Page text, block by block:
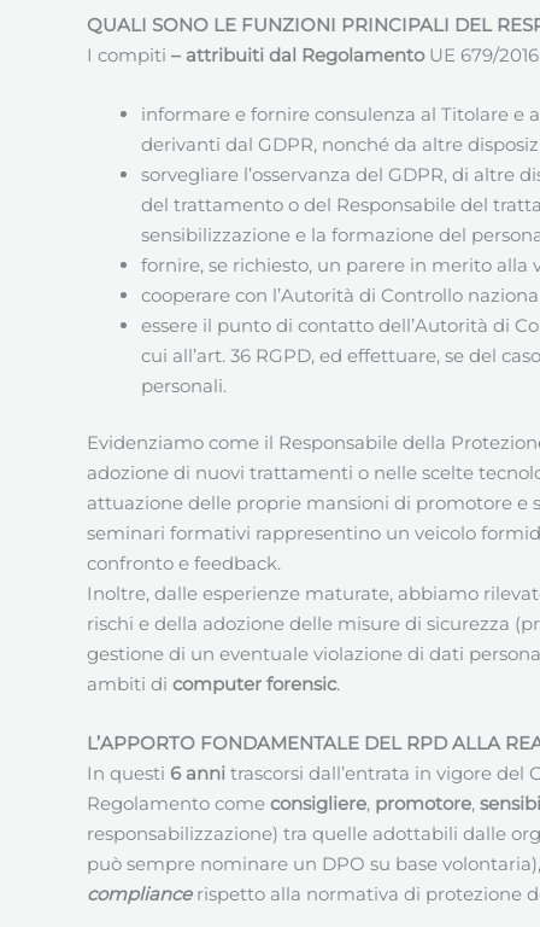
QUALI SONO LE FUNZIONI PRINCIPALI DEL
I compiti – attribuiti dal RegolamentoUE 679/
informare e fornire consulenza al Titolare
derivanti dal GDPR, nonché da altre
sorvegliare l’osservanza del GDPR, di
del trattamento o del Responsabile del
sensibilizzazione e la formazione del
fornire, se richiesto, un parere in merito alla
cooperare con l’Autorità di Controllo
essere il punto di contatto dell’Autorità di
cui all’art. 36 RGPD, ed effettuare, se del
personali.
Evidenziamo come il Responsabile della
adozione di nuovi trattamenti o nelle scelte
attuazione delle proprie mansioni di promotore e
seminari formativi rappresentino un veicolo
confronto e feedback.
Inoltre, dalle esperienze maturate, abbiamo
rischi e della adozione delle misure di sicurezza
gestione di un eventuale violazione di dati
ambiti di computer forensic.
L’APPORTO FONDAMENTALE DEL RPD ALLA
In questi 6 anni trascorsi dall’entrata in vigore del
Regolamento come consigliere, promotore,
responsabilizzazione) tra quelle adottabili dalle
può sempre nominare un DPO su base
compliancerispetto alla normativa di protezione